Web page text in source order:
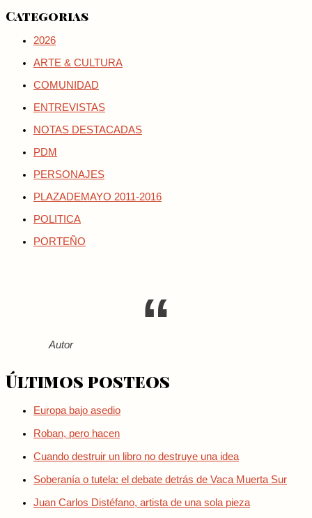
Categorias
2026
ARTE & CULTURA
COMUNIDAD
ENTREVISTAS
NOTAS DESTACADAS
PDM
PERSONAJES
PLAZADEMAYO 2011-2016
POLITICA
PORTEÑO
Autor
Últimos posteos
Europa bajo asedio
Roban, pero hacen
Cuando destruir un libro no destruye una idea
Soberanía o tutela: el debate detrás de Vaca Muerta Sur
Juan Carlos Distéfano, artista de una sola pieza